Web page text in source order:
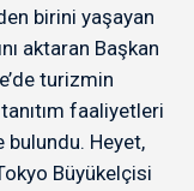
birini yaşayan
aktaran Başkan
turizmin
faaliyetleri
Heyet,
Büyükelçisi